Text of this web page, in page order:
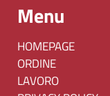
Menu
HOMEPAGE
ORDINE
LAVORO